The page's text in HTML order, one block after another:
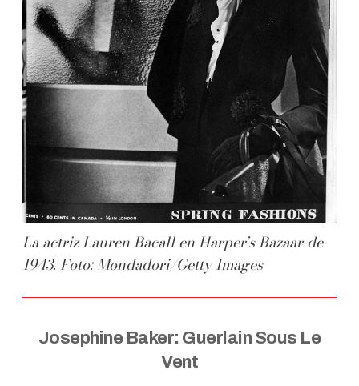
La actriz Lauren Bacall en Harper’s Bazaar de
1943. Foto: Mondadori/Getty Images
Josephine Baker: Guerlain Sous Le
Vent